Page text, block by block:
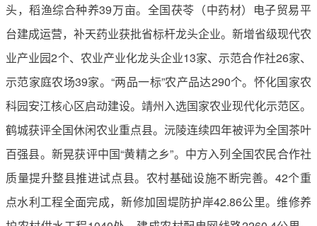
头，稻渔综合种养39万亩。全国茯苓（中药材）电子贸易平
台建成运营，补天药业获批省标杆龙头企业。新增省级现代农
业产业园2个、农业产业化龙头企业13家、示范合作社26家、
示范家庭农场39家。“两品一标”农产品达290个。怀化国家农
科园安江核心区启动建设。靖州入选国家农业现代化示范区。
鹤城获评全国休闲农业重点县。沅陵连续四年被评为全国茶叶
百强县。新晃获评中国“黄精之乡”。中方入列全国农民合作社
质量提升整县推进试点县。农村基础设施不断完善。42个重
点水利工程全面完成，新修加固堤防护岸42.86公里。维修养